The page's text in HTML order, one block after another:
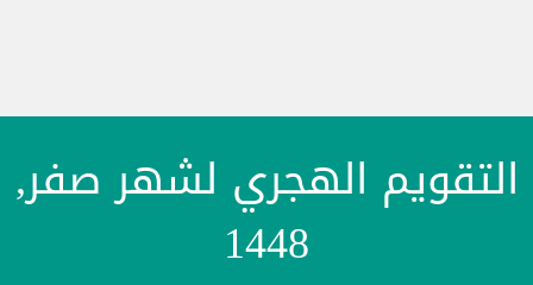
التقويم الهجري لشهر صفر,
1448